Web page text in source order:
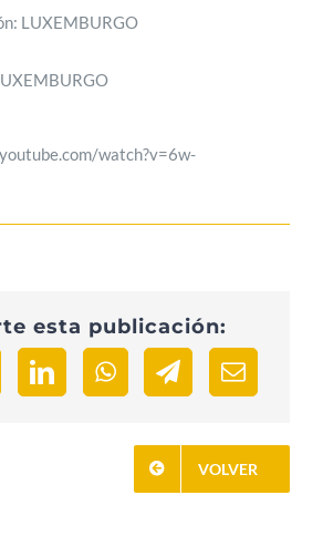
LUXEMBURGO
watch?v=6w-
esta publicación:
VOLVER